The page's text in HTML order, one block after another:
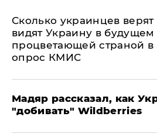
Сколько украинцев
видят Украину в будущем
процветающей страной в
опрос КМИС
Мадяр рассказал, как
"добивать" Wildberries